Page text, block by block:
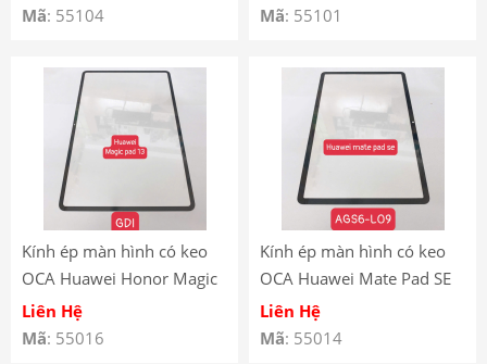
Mã: 55104
Mã: 55101
Kính ép màn hình có keo
OCA Huawei Honor Magic
Pad 13 GDI
Liên Hệ
Mã: 55016
Kính ép màn hình có keo
OCA Huawei Mate Pad SE
AGS6-L09 11″
Liên Hệ
Mã: 55014